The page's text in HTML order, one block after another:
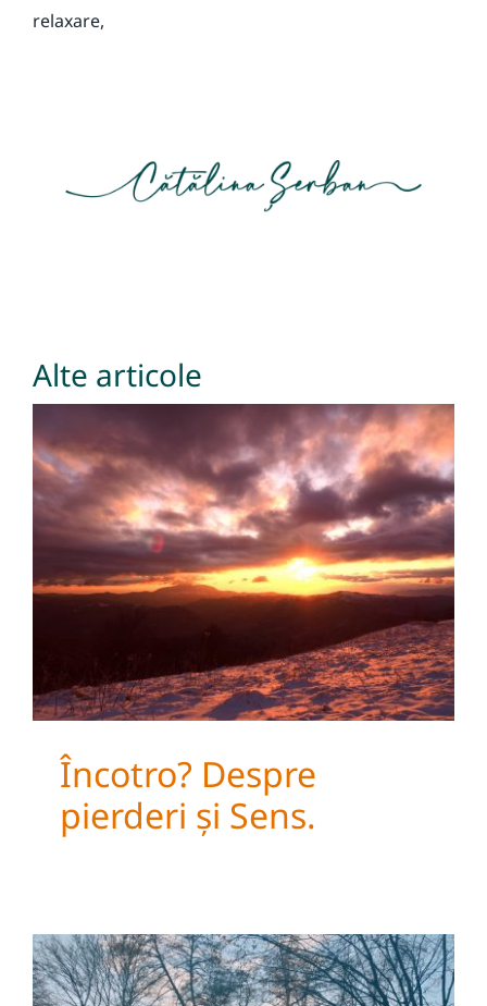
relaxare,
Alte articole
Încotro? Despre pierderi
și Sens.
Încotro? Despre
pierderi și Sens.